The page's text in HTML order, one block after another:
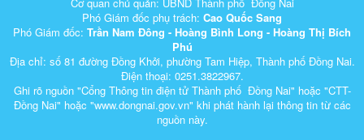
Phó Giám đốc phụ trách: Cao Quốc Sang
Phó Giám đốc: Trần Nam Đông - Hoàng Bình Long - Hoàng Thị Bích
Phú
Địa chỉ: số 81 đường Đồng Khởi, phường Tam Hiệp, Thành phố Đồng Nai.
Điện thoại: 0251.3822967.
Ghi rõ nguồn "Cổng Thông tin điện tử Thành phố Đồng Nai" hoặc "CTT-
Đồng Nai" hoặc "www.dongnai.g​ov.vn" khi ​phát hành lại thông tin từ các
nguồn này.​